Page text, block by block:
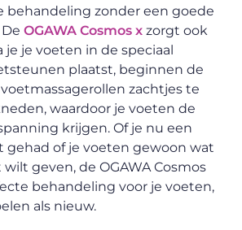
behandeling zonder een goede
DeOGAWA Cosmos x zorgt ook
je je voeten in de speciaal
plaatst, beginnen de
zachtjes te
waardoor je voeten de
krijgen. Of je nu een
gehad of je voeten gewoon wat
geven, de OGAWA Cosmos
behandeling voor je voeten,
als nieuw.